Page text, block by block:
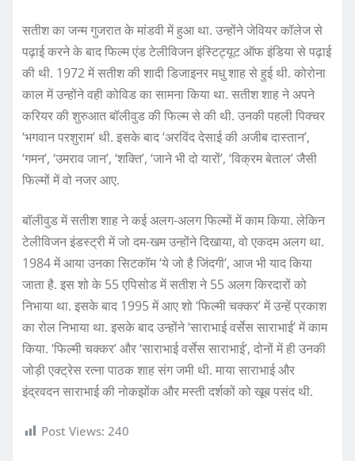
सतीश का जन्म गुजरात के मांडवी में हुआ था. उन्होंने जेवियर कॉलेज से
पढ़ाई करने के बाद फिल्म एंड टेलीविजन इंस्टिट्यूट ऑफ इंडिया से पढ़ाई
की थी. 1972 में सतीश की शादी डिजाइनर मधु शाह से हुई थी. कोरोना
काल में उन्होंने वही कोविड का सामना किया था. सतीश शाह ने अपने
करियर की शुरुआत बॉलीवुड की फिल्म से की थी. उनकी पहली पिक्चर
‘भगवान परशुराम’ थी. इसके बाद ‘अरविंद देसाई की अजीब दास्तान’,
‘गमन’, ‘उमराव जान’, ‘शक्ति’, ‘जाने भी दो यारों’, ‘विक्रम बेताल’ जैसी
फिल्मों में वो नजर आए.
बॉलीवुड में सतीश शाह ने कई अलग-अलग फिल्मों में काम किया. लेकिन
टेलीविजन इंडस्ट्री में जो दम-खम उन्होंने दिखाया, वो एकदम अलग था.
1984 में आया उनका सिटकॉम ‘ये जो है जिंदगी’, आज भी याद किया
जाता है. इस शो के 55 एपिसोड में सतीश ने 55 अलग किरदारों को
निभाया था. इसके बाद 1995 में आए शो ‘फिल्मी चक्कर’ में उन्हें प्रकाश
का रोल निभाया था. इसके बाद उन्होंने ‘साराभाई वर्सेस साराभाई’ में काम
किया. ‘फिल्मी चक्कर’ और ‘साराभाई वर्सेस साराभाई’, दोनों में ही उनकी
जोड़ी एक्ट्रेस रत्ना पाठक शाह संग जमी थी. माया साराभाई और
इंद्रवदन साराभाई की नोकझोंक और मस्ती दर्शकों को खूब पसंद थी.
Post Views: 240